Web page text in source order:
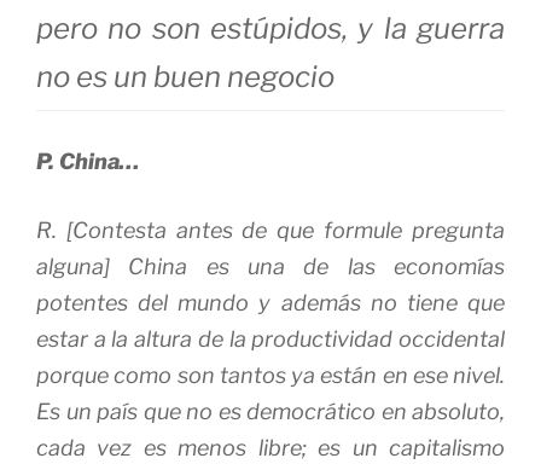
pero no son estúpidos, y la guerra
no es un buen negocio
P. China…
R. [Contesta antes de que formule pregunta
alguna] China es una de las economías
potentes del mundo y además no tiene que
estar a la altura de la productividad occidental
porque como son tantos ya están en ese nivel.
Es un país que no es democrático en absoluto,
cada vez es menos libre; es un capitalismo